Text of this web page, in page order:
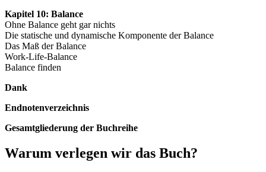
Kapitel 10: Balance
Ohne Balance geht gar nichts
Die statische und dynamische Komponente der Balance
Das Maß der Balance
Work-Life-Balance
Balance finden
Dank
Endnotenverzeichnis
Gesamtgliederung der Buchreihe
Warum verlegen wir das Buch?